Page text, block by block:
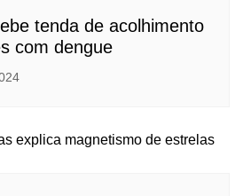
tenda de acolhimento
com dengue